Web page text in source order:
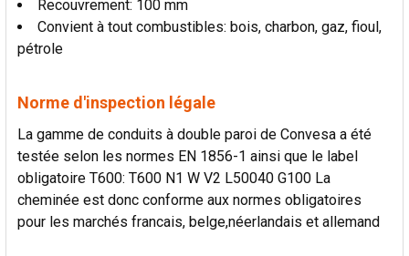
Recouvrement: 100 mm
Convient à tout combustibles: bois, charbon, gaz, fioul,
pétrole
Norme d'inspection légale
La gamme de conduits à double paroi de Convesa a été
testée selon les normes EN 1856-1 ainsi que le label
obligatoire T600: T600 N1 W V2 L50040 G100 La
cheminée est donc conforme aux normes obligatoires
pour les marchés francais, belge,néerlandais et allemand